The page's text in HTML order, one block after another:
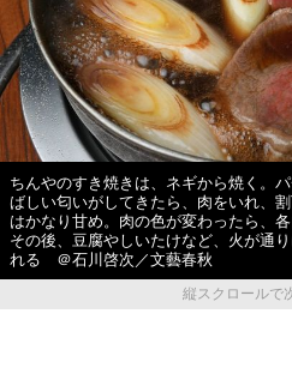
ちんやのすき焼きは、ネギから焼く。
ばしい匂いがしてきたら、肉をいれ、
はかなり甘め。肉の色が変わったら、各
その後、豆腐やしいたけなど、火が通
れる ＠石川啓次／文藝春秋
縦スクロールで